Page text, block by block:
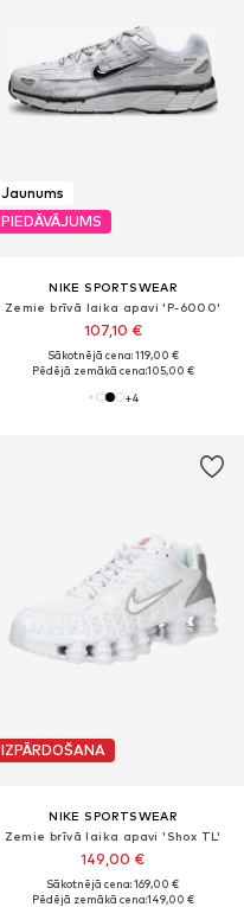
Jaunums
PIEDĀVĀJUMS
NIKE SPORTSWEAR
Zemie brīvā laika apavi 'P-6000'
107,10 €
Sākotnējā cena: 119,00 €
Pēdējā zemākā cena:105,00 €
+4
IZPĀRDOŠANA
NIKE SPORTSWEAR
Zemie brīvā laika apavi 'Shox TL'
149,00 €
Sākotnējā cena: 169,00 €
Pēdējā zemākā cena:149,00 €